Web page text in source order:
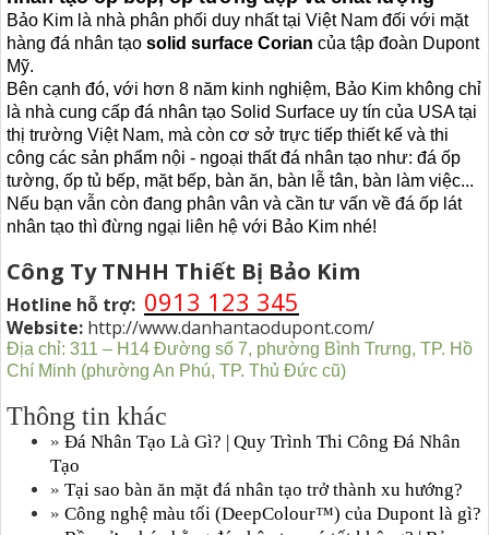
Bảo Kim là nhà phân phối duy nhất tại Việt Nam đối với mặt
hàng đá nhân tạo solid surface Corian của tập đoàn Dupont
Mỹ.
Bên cạnh đó, với hơn 8 năm kinh nghiệm, Bảo Kim không chỉ
là nhà cung cấp đá nhân tạo Solid Surface uy tín của USA tại
thị trường Việt Nam, mà còn cơ sở trực tiếp thiết kế và thi
công các sản phẩm nội - ngoại thất đá nhân tạo như: đá ốp
tường, ốp tủ bếp, mặt bếp, bàn ăn, bàn lễ tân, bàn làm việc...
Nếu bạn vẫn còn đang phân vân và cần tư vấn về đá ốp lát
nhân tạo thì đừng ngại liên hệ với Bảo Kim nhé!
Công Ty TNHH Thiết Bị Bảo Kim
Hotline hỗ trợ: 0913 123 345
Website: http://www.danhantaodupont.com/
Địa chỉ: 311 – H14 Đường số 7, phường Bình Trưng, TP. Hồ
Chí Minh (phường An Phú, TP. Thủ Đức cũ)
Thông tin khác
» Đá Nhân Tạo Là Gì? | Quy Trình Thi Công Đá Nhân
Tạo
» Tại sao bàn ăn mặt đá nhân tạo trở thành xu hướng?
» Công nghệ màu tối (DeepColour™) của Dupont là gì?